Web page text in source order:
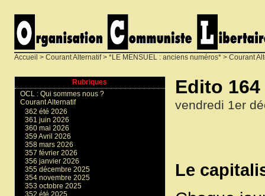
Accueil > Courant Alternatif> *LE MENSUEL : anciens numéros* > Courant
Edito
vendredi 1er
Le
Rubriques
OCL : Qui sommes nous ?
Courant Alternatif
362 été 2026
361 juin 2026
360 mai 2026
359 Avril 2026
358 mars 2026
357 février 2026
356 janvier 2026
355 décembre 2025
354 novembre 2025
353 octobre 2025